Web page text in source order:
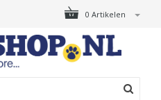
0 Artikelen